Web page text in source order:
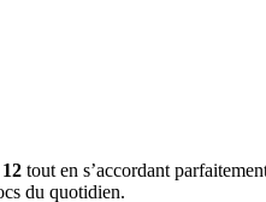
tout en s’accordant
du quotidien.